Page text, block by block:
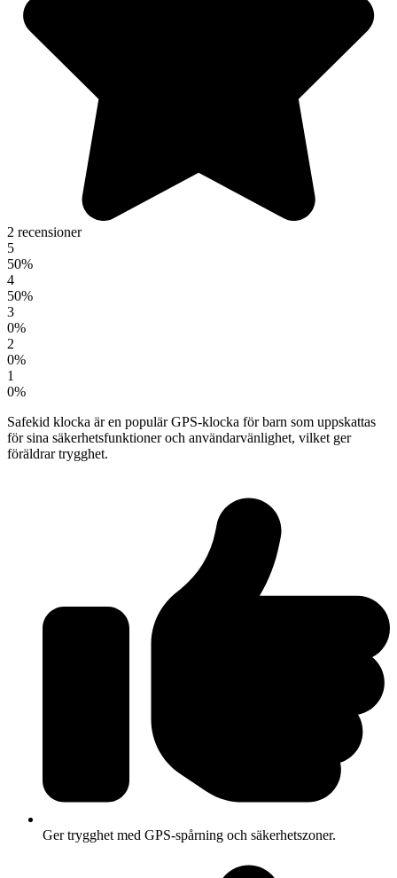
2 recensioner
5
50%
4
50%
3
0%
2
0%
1
0%
Safekid klocka är en populär GPS-klocka för barn som uppskattas
för sina säkerhetsfunktioner och användarvänlighet, vilket ger
föräldrar trygghet.
Ger trygghet med GPS-spårning och säkerhetszoner.